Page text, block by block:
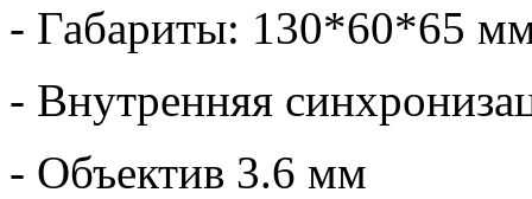
- Габариты: 130*60*65
- Внутренняя
- Объектив 3.6 мм